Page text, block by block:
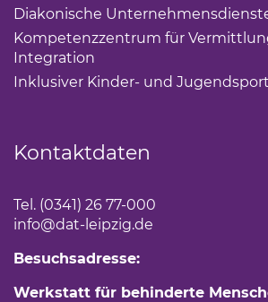
Diakonische
Kompetenzzentrum für
Integration
Inklusiver Kinder- und
Kontaktdaten
Tel. (0341) 26 77-000
info@dat-leipzig.de
Besuchsadresse:
Werkstatt für behinderte